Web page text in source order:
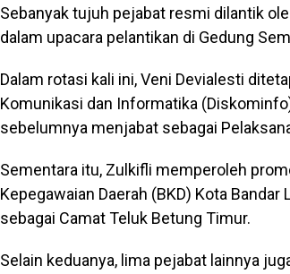
Sebanyak tujuh pejabat resmi dilantik
dalam upacara pelantikan di Gedung
Dalam rotasi kali ini, Veni Devialesti
Komunikasi dan Informatika
sebelumnya menjabat sebagai
Sementara itu, Zulkifli memperoleh
Kepegawaian Daerah (BKD) Kota
sebagai Camat Teluk Betung Timur.
Selain keduanya, lima pejabat lainnya